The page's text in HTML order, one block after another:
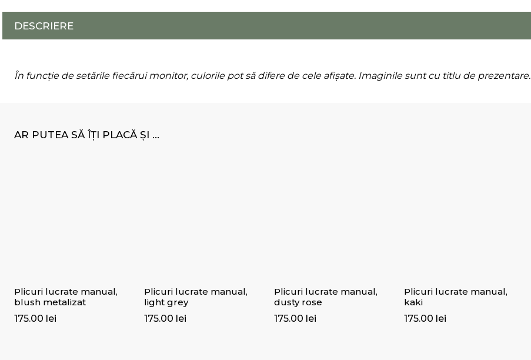
DESCRIERE
În funcție de setările fiecărui monitor, culorile pot să difere de cele afișate. Imaginile sunt cu titlu de prezentare.
AR PUTEA SĂ ÎȚI PLACĂ ȘI ...
Plicuri lucrate manual,
blush metalizat
175.00 lei
Plicuri lucrate manual,
light grey
175.00 lei
Plicuri lucrate manual,
dusty rose
175.00 lei
Plicuri lucrate manual,
kaki
175.00 lei